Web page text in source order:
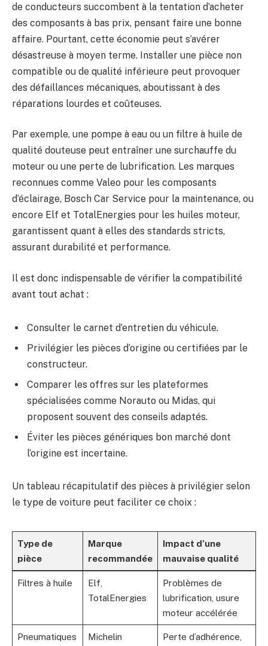
de conducteurs succombent à la tentation d’acheter
des composants à bas prix, pensant faire une bonne
affaire. Pourtant, cette économie peut s’avérer
désastreuse à moyen terme. Installer une pièce non
compatible ou de qualité inférieure peut provoquer
des défaillances mécaniques, aboutissant à des
réparations lourdes et coûteuses.
Par exemple, une pompe à eau ou un filtre à huile de
qualité douteuse peut entraîner une surchauffe du
moteur ou une perte de lubrification. Les marques
reconnues comme Valeo pour les composants
d’éclairage, Bosch Car Service pour la maintenance, ou
encore Elf et TotalEnergies pour les huiles moteur,
garantissent quant à elles des standards stricts,
assurant durabilité et performance.
Il est donc indispensable de vérifier la compatibilité
avant tout achat :
Consulter le carnet d’entretien du véhicule.
Privilégier les pièces d’origine ou certifiées par le
constructeur.
Comparer les offres sur les plateformes
spécialisées comme Norauto ou Midas, qui
proposent souvent des conseils adaptés.
Éviter les pièces génériques bon marché dont
l’origine est incertaine.
Un tableau récapitulatif des pièces à privilégier selon
le type de voiture peut faciliter ce choix :
Type de
pièce
Marque
recommandée
Impact d’une
mauvaise qualité
Filtres à huile
Elf,
TotalEnergies
Problèmes de
lubrification, usure
moteur accélérée
Pneumatiques Michelin
Perte d’adhérence,